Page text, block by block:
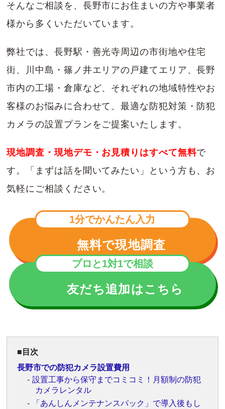
そんなご相談を、長野市にお住まいの方や事業者
様から多くいただいています。
弊社では、長野駅・善光寺周辺の市街地や住宅
街、川中島・篠ノ井エリアの戸建てエリア、長野
市内の工場・倉庫など、それぞれの地域特性やお
客様のお悩みに合わせて、最適な防犯対策・防犯
カメラの設置プランをご提案いたします。
現地調査・現地デモ・お見積りはすべて無料で
す。「まずは話を聞いてみたい」という方も、お
気軽にご相談ください。
1分でかんたん入力
無料で現地調査
プロと1対1で相談
友だち追加はこちら
目次
長野市での防犯カメラ設置費用
設置工事から保守までコミコミ！月額制の防犯
カメラレンタル
「あんしんメンテナンスパック」で導入後もし